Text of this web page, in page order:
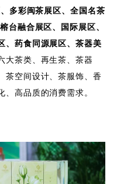
多彩闽茶展区、全国名茶
台融合展区、国际展区、
、药食同源展区、茶器美
大茶类、再生茶、茶器
茶空间设计、茶服饰、香
高品质的消费需求。